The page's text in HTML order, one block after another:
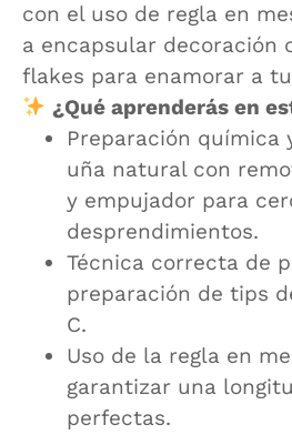
con el uso de regla en
a encapsular decoración
flakes para enamorar a
¿Qué aprenderás en
Preparación química
uña natural con
y empujador para
desprendimientos.
Técnica correcta de
preparación de tips
C.
Uso de la regla en
garantizar una
perfectas.